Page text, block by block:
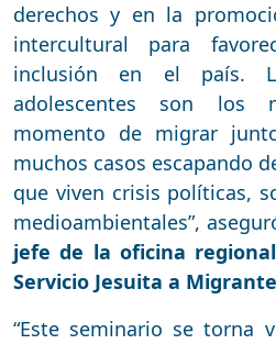
derechos y en la
intercultural para
inclusión en el país.
adolescentes son los
momento de migrar
muchos casos escapando
que viven crisis políticas,
medioambientales”,
jefe de la oficina
Servicio Jesuita a
“Este seminario se torna